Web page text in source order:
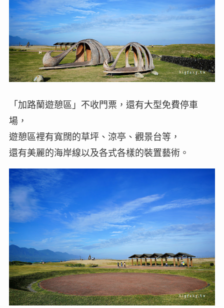
「加路蘭遊憩區」不收門票，還有大型免費停車
場，
遊憩區裡有寬闊的草坪、涼亭、觀景台等，
還有美麗的海岸線以及各式各樣的裝置藝術。